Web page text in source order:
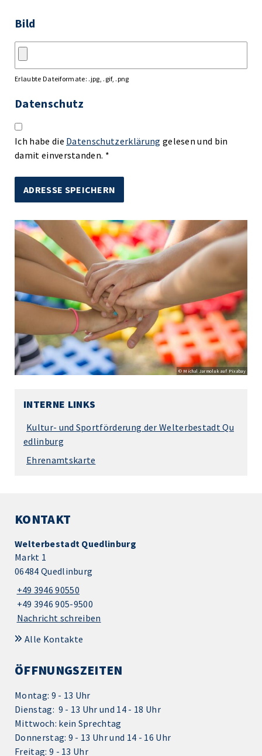
Bild
Erlaubte Dateiformate: .jpg, .gif, .png
Datenschutz
Ich habe die Datenschutzerklärung gelesen und bin
damit einverstanden. *
© Michal Jarmoluk auf Pixabay
INTERNE LINKS
Kultur- und Sportförderung der Welterbestadt Qu
edlinburg
Ehrenamtskarte
KONTAKT
Welterbestadt Quedlinburg
Markt 1
06484 Quedlinburg
+49 3946 90550
+49 3946 905-9500
Nachricht schreiben
Alle Kontakte
ÖFFNUNGSZEITEN
Montag: 9 - 13 Uhr
Dienstag: 9 - 13 Uhr und 14 - 18 Uhr
Mittwoch: kein Sprechtag
Donnerstag: 9 - 13 Uhr und 14 - 16 Uhr
Freitag: 9 - 13 Uhr